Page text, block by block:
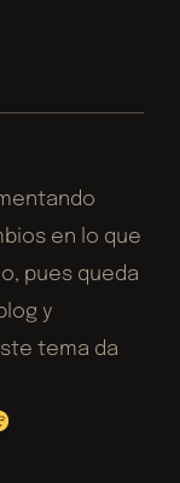
en lo que
pues queda
y
tema da